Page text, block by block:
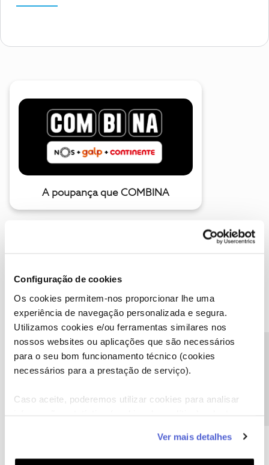
Configuração de cookies
Os cookies permitem-nos proporcionar lhe uma
experiência de navegação personalizada e segura.
Utilizamos cookies e/ou ferramentas similares nos
nossos websites ou aplicações que são necessários
para o seu bom funcionamento técnico (cookies
necessários para a prestação de serviço).
Caso aceite, poderemos utilizar cookies para analisar
funcionalidades (cookies de personalização e
funcionalidade) e adaptar anúncios aos seus interesses
Ver mais detalhes
A poupança que COMBINA
Descubra as novidades de julho